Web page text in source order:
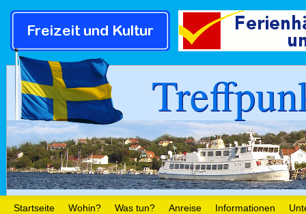
Startseite Wohin? Was tun? Anreise Informationen